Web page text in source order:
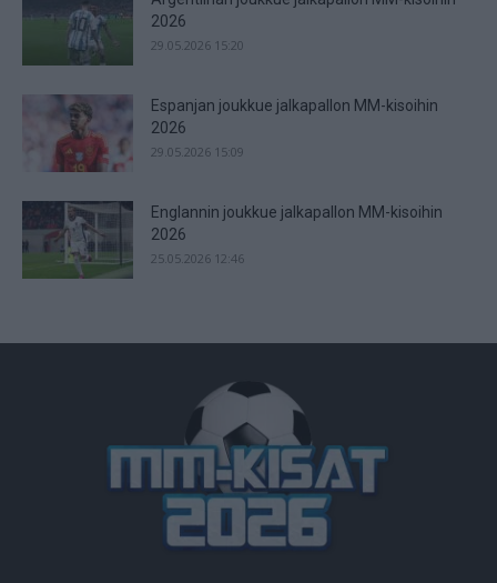
2026
29.05.2026 15:20
Espanjan joukkue jalkapallon MM-kisoihin
2026
29.05.2026 15:09
Englannin joukkue jalkapallon MM-kisoihin
2026
25.05.2026 12:46